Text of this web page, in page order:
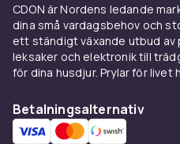
CDON är Nordens ledande
dina små vardagsbehov och
ett ständigt växande utbud av
leksaker och elektronik till
för dina husdjur. Prylar för livet
Betalningsalternativ